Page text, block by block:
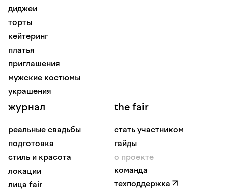
диджеи
торты
кейтеринг
платья
приглашения
мужские костюмы
украшения
журнал
реальные свадьбы
подготовка
стиль и красота
локации
лица fair
the fair
стать участником
гайды
о проекте
команда
техподдержка